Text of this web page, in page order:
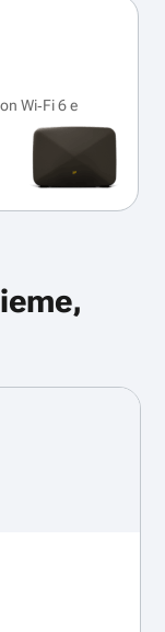
Wi‑Fi 6 e